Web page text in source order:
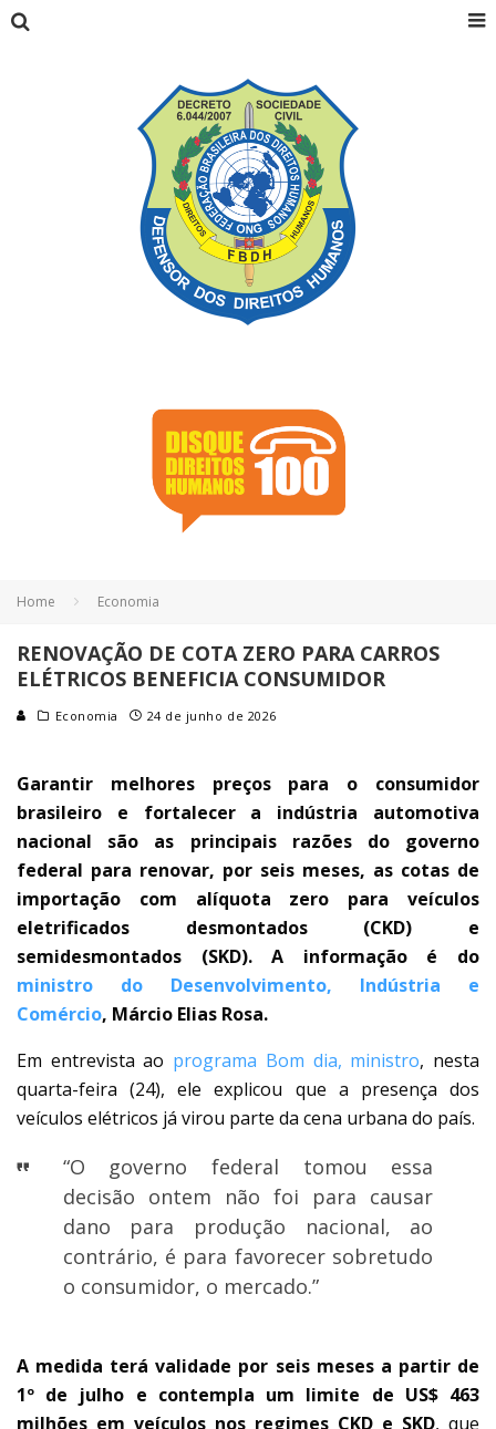
Home Economia
RENOVAÇÃO DE COTA ZERO PARA CARROS
ELÉTRICOS BENEFICIA CONSUMIDOR
Economia 24 de junho de 2026
Garantir melhores preços para o consumidor
brasileiro e fortalecer a indústria automotiva
nacional são as principais razões do governo
federal para renovar, por seis meses, as cotas de
importação com alíquota zero para veículos
eletrificados desmontados (CKD) e
semidesmontados (SKD). A informação é do
ministro do Desenvolvimento, Indústria e
Comércio, Márcio Elias Rosa.
Em entrevista ao programa Bom dia, ministro, nesta
quarta-feira (24), ele explicou que a presença dos
veículos elétricos já virou parte da cena urbana do país.
“O governo federal tomou essa
decisão ontem não foi para causar
dano para produção nacional, ao
contrário, é para favorecer sobretudo
o consumidor, o mercado.”
A medida terá validade por seis meses a partir de
1º de julho e contempla um limite de US$ 463
milhões em veículos nos regimes CKD e SKD, que